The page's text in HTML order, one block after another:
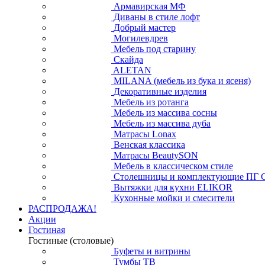
Армавирская МФ
Диваны в стиле лофт
Добрый мастер
Могилевдрев
Мебель под старину
Скайда
ALETAN
MILANA (мебель из бука и ясеня)
Декоративные изделия
Мебель из ротанга
Мебель из массива сосны
Мебель из массива дуба
Матрасы Lonax
Венская классика
Матрасы BeautySON
Мебель в классическом стиле
Столешницы и комплектующие ПГ
Вытяжки для кухни ELIKOR
Кухонные мойки и смесители
РАСПРОДАЖА!
Акции
Гостиная
Гостиные (столовые)
Буфеты и витрины
Тумбы ТВ